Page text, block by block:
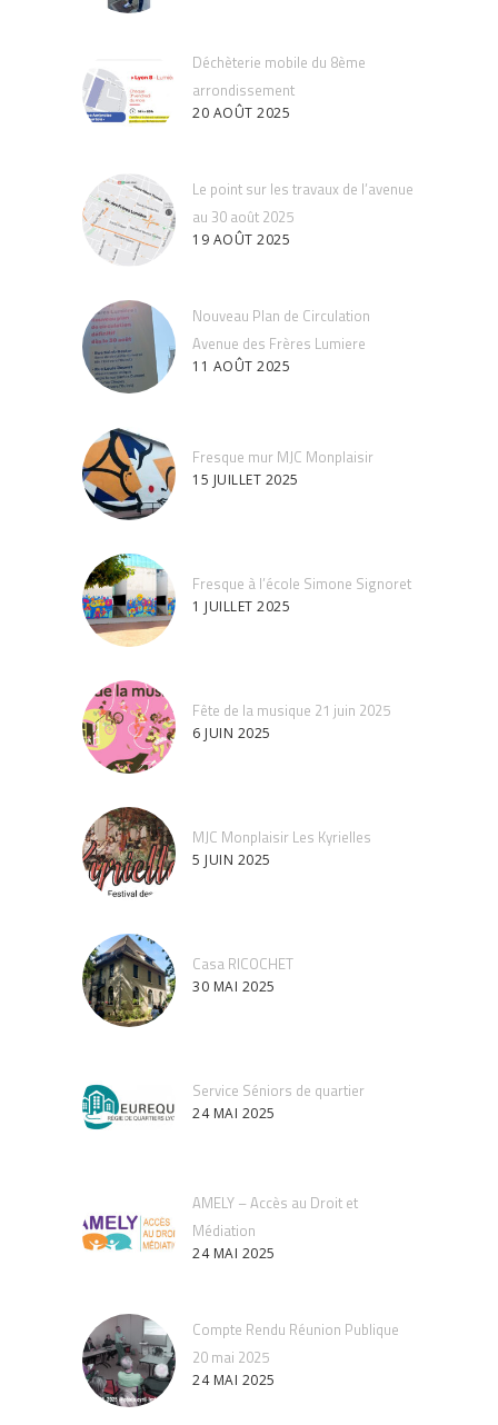
Déchèterie mobile du 8ème
arrondissement
20 AOÛT 2025
Le point sur les travaux de l’avenue
au 30 août 2025
19 AOÛT 2025
Nouveau Plan de Circulation
Avenue des Frères Lumiere
11 AOÛT 2025
Fresque mur MJC Monplaisir
15 JUILLET 2025
Fresque à l’école Simone Signoret
1 JUILLET 2025
Fête de la musique 21 juin 2025
6 JUIN 2025
MJC Monplaisir Les Kyrielles
5 JUIN 2025
Casa RICOCHET
30 MAI 2025
Service Séniors de quartier
24 MAI 2025
AMELY – Accès au Droit et
Médiation
24 MAI 2025
Compte Rendu Réunion Publique
20 mai 2025
24 MAI 2025